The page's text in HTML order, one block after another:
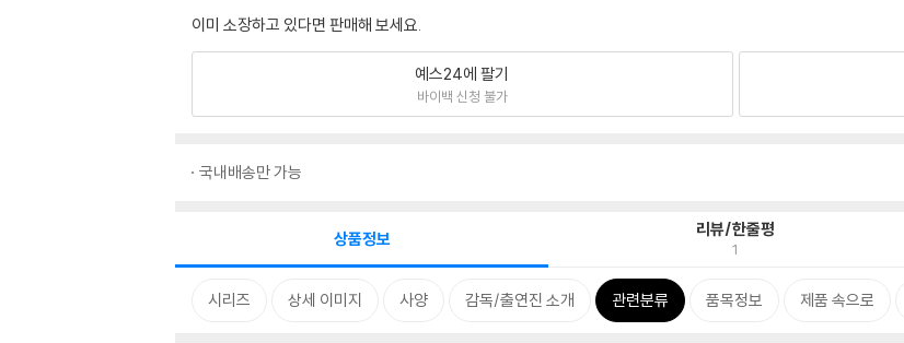
이미 소장하고 있다면 판매해 보세요.
예스24에 팔기
바이백 신청 불가
국내배송만 가능
상품정보 리뷰/한줄평
1
시리즈 상세 이미지 사양 감독/출연진 소개 관련분류 품목정보 제품 속으로